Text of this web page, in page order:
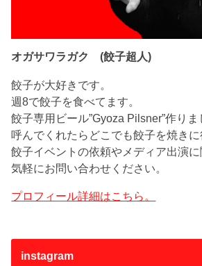
オガサワラガク (餃子超人)
餃子が大好きです。
週8で餃子を食べてます。
餃子専用ビール”Gyoza Pilsner”作りま
呼んでくれたらどこでも餃子を焼きに
餃子イベントの依頼やメディア出演
気軽にお問い合わせください。
プロフィール詳細はこちら。
instagram